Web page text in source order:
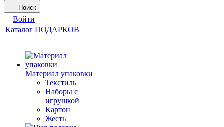
Поиск
Войти
Каталог ПОДАРКОВ
Материал упаковки
Текстиль
Наборы с
игрушкой
Картон
Жесть